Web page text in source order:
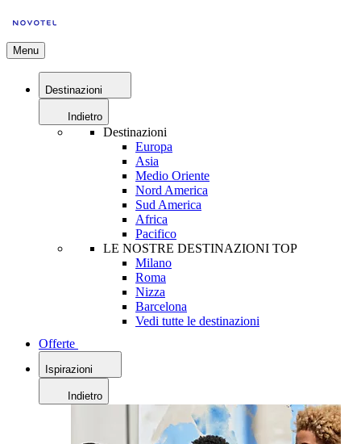
Menu
Destinazioni
Indietro
Destinazioni
Europa
Asia
Medio Oriente
Nord America
Sud America
Africa
Pacifico
LE NOSTRE DESTINAZIONI TOP
Milano
Roma
Nizza
Barcelona
Vedi tutte le destinazioni
Offerte
Ispirazioni
Indietro